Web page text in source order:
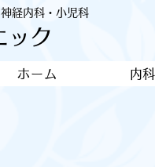
ック
経内科・小児科
ホーム 内科